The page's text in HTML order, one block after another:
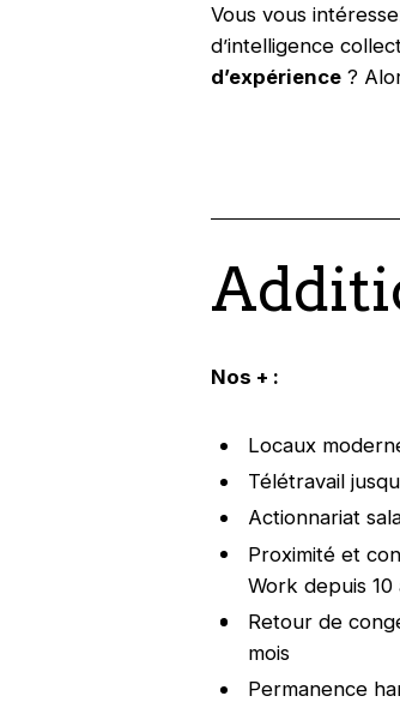
Vous vous
d’intelligence
d’expérience?
Nos + :
Locaux
Télétravail
Actionnariat
Proximité et
Work depuis
Retour de
mois
Permanence